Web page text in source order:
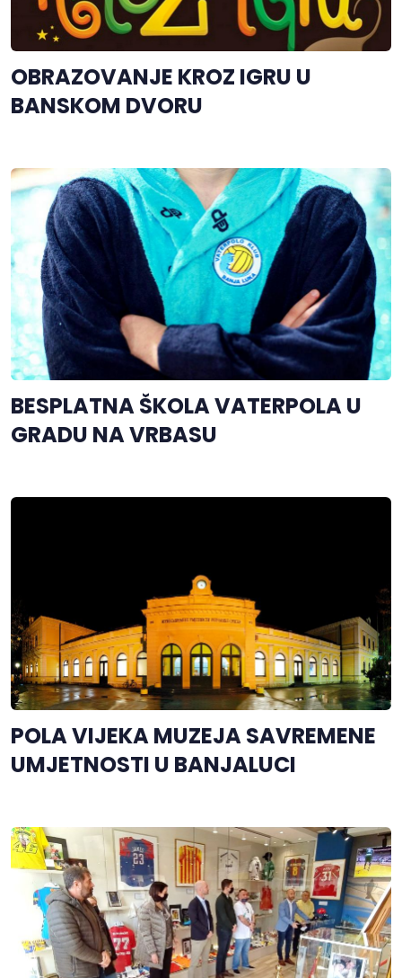
OBRAZOVANJE KROZ IGRU U
BANSKOM DVORU
BESPLATNA ŠKOLA VATERPOLA U
GRADU NA VRBASU
POLA VIJEKA MUZEJA SAVREMENE
UMJETNOSTI U BANJALUCI